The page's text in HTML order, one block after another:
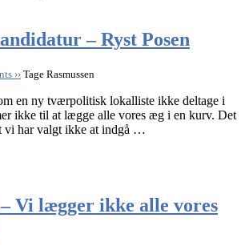
– Ryst Posen
››Tage Rasmussen
en ny tværpolitisk lokalliste ikke deltage i
ikke til at lægge alle vores æg i en kurv. Det
vi har valgt ikke at indgå …
Vi lægger ikke alle vores